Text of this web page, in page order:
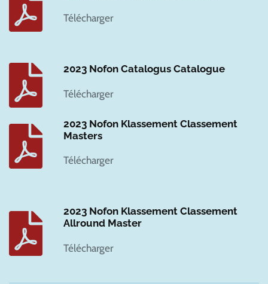
Télécharger
2023 Nofon Catalogus Catalogue
Télécharger
2023 Nofon Klassement Classement
Masters
Télécharger
2023 Nofon Klassement Classement
Allround Master
Télécharger